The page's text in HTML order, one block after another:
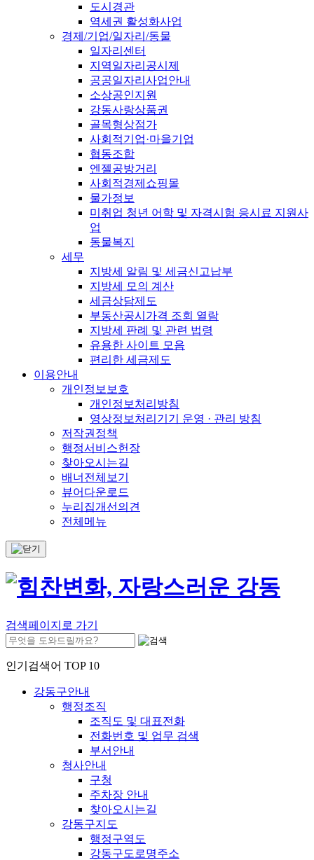
도시경관
역세권 활성화사업
경제/기업/일자리/동물
일자리센터
지역일자리공시제
공공일자리사업안내
소상공인지원
강동사랑상품권
골목형상점가
사회적기업·마을기업
협동조합
엔젤공방거리
사회적경제쇼핑몰
물가정보
미취업 청년 어학 및 자격시험 응시료 지원사
업
동물복지
세무
지방세 알림 및 세금신고납부
지방세 모의 계산
세금상담제도
부동산공시가격 조회 열람
지방세 판례 및 관련 법령
유용한 사이트 모음
편리한 세금제도
이용안내
개인정보보호
개인정보처리방침
영상정보처리기기 운영 · 관리 방침
저작권정책
행정서비스헌장
찾아오시는길
배너전체보기
뷰어다운로드
누리집개선의견
전체메뉴
검색페이지로 가기
인기검색어 TOP 10
강동구안내
행정조직
조직도 및 대표전화
전화번호 및 업무 검색
부서안내
청사안내
구청
주차장 안내
찾아오시는길
강동구지도
행정구역도
강동구도로명주소